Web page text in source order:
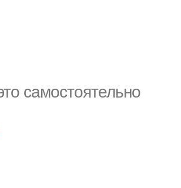
самостоятельно